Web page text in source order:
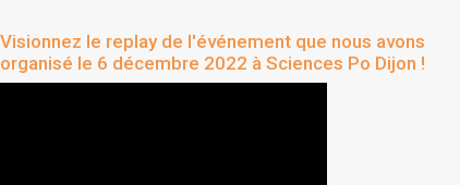
Visionnez le replay de l'événement que nous avons
organisé le 6 décembre 2022 à Sciences Po Dijon !